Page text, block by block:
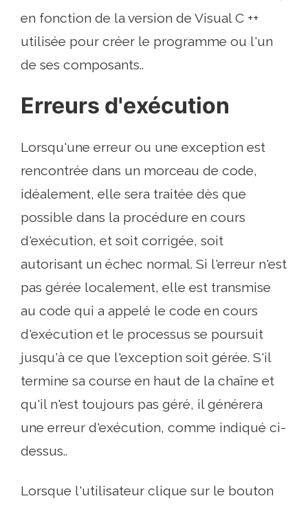
en fonction de la version de Visual C ++
utilisée pour créer le programme ou l'un
de ses composants..
Erreurs d'exécution
Lorsqu'une erreur ou une exception est
rencontrée dans un morceau de code,
idéalement, elle sera traitée dès que
possible dans la procédure en cours
d'exécution, et soit corrigée, soit
autorisant un échec normal. Si l'erreur n'est
pas gérée localement, elle est transmise
au code qui a appelé le code en cours
d'exécution et le processus se poursuit
jusqu'à ce que l'exception soit gérée. S'il
termine sa course en haut de la chaîne et
qu'il n'est toujours pas géré, il générera
une erreur d'exécution, comme indiqué ci-
dessus..
Lorsque l'utilisateur clique sur le bouton